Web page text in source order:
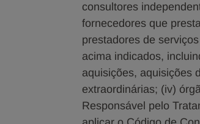
consultores
fornecedores que
prestadores de
acima indicados,
aquisições, aquisições
extraordinárias; (iv)
Responsável pelo